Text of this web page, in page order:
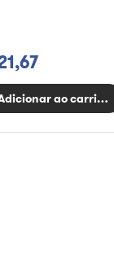
ao